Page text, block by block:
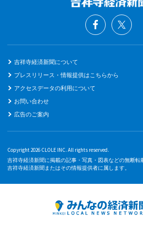
吉祥寺経済新聞について
プレスリリース・情報提供はこちらから
アクセスデータの利用について
お問い合わせ
広告のご案内
Copyright 2026 CLOLE INC. All rights reserved.
吉祥寺経済新聞に掲載の記事・写真・図表などの無断転
吉祥寺経済新聞またはその情報提供者に属します。